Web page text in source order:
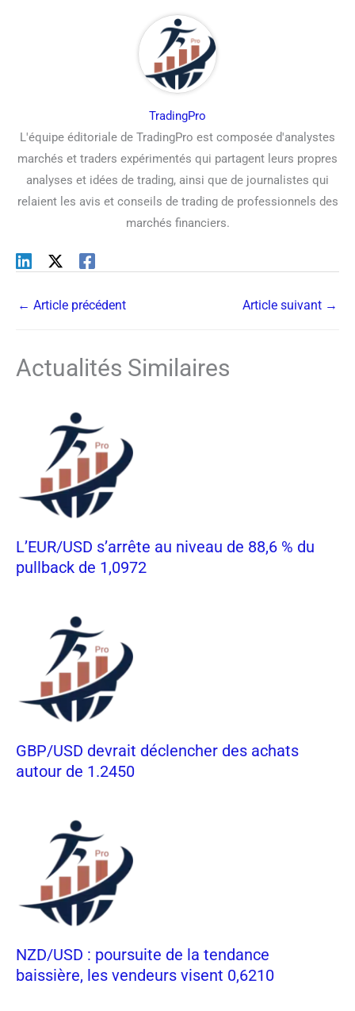
TradingPro
L'équipe éditoriale de TradingPro est composée d'analystes
marchés et traders expérimentés qui partagent leurs propres
analyses et idées de trading, ainsi que de journalistes qui
relaient les avis et conseils de trading de professionnels des
marchés financiers.
← Article précédent Article suivant →
Actualités Similaires
L’EUR/USD s’arrête au niveau de 88,6 % du
pullback de 1,0972
GBP/USD devrait déclencher des achats
autour de 1.2450
NZD/USD : poursuite de la tendance
baissière, les vendeurs visent 0,6210